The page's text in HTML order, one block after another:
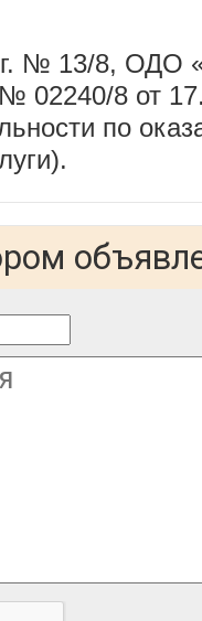
№ 13/8, ОДО
02240/8 от
по